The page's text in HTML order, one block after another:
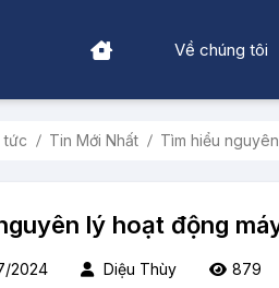
Về chúng tôi
tức Tin Mới Nhất Tìm hiểu
lý hoạt động
2024 Diệu Thùy 879